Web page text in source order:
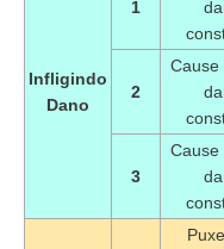
Infligindo
Dano
1
2
Cause
3
Cause